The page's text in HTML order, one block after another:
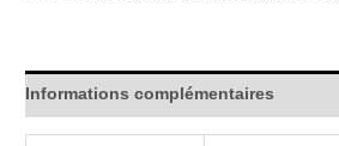
Informations complémentaires